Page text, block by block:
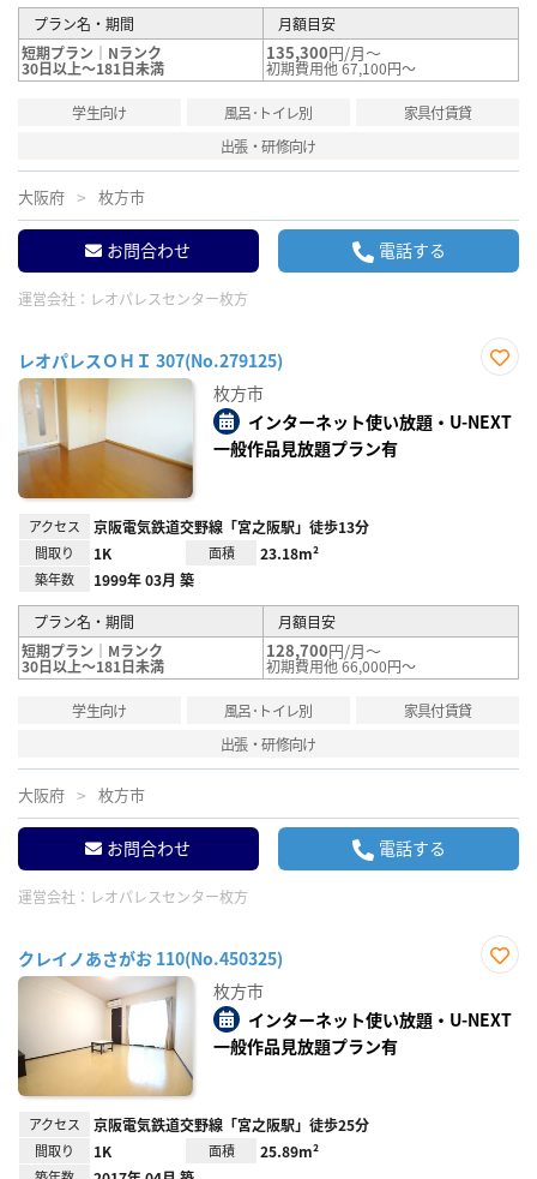
プラン名・期間
月額目安
短期プラン｜Nランク
30日以上～181日未満
135,300円/月～
初期費用他 67,100円～
学生向け 風呂･トイレ別
家具付賃貸
出張・研修向け
大阪府 枚方市
お問合わせ 電話する
運営会社： レオパレスセンター枚方
レオパレスＯＨＩ 307(No.279125)
り登
録
枚方市
インターネット使い放題・U-NEXT
一般作品見放題プラン有
アクセス 京阪電気鉄道交野線「宮之阪駅」徒歩13分
間取り 1K 面積 23.18m²
築年数 1999年 03月 築
プラン名・期間
月額目安
短期プラン｜Mランク
30日以上～181日未満
128,700円/月～
初期費用他 66,000円～
学生向け 風呂･トイレ別
家具付賃貸
出張・研修向け
大阪府 枚方市
お問合わせ 電話する
運営会社： レオパレスセンター枚方
クレイノあさがお 110(No.450325)
り登
録
枚方市
インターネット使い放題・U-NEXT
一般作品見放題プラン有
アクセス 京阪電気鉄道交野線「宮之阪駅」徒歩25分
間取り 1K 面積 25.89m²